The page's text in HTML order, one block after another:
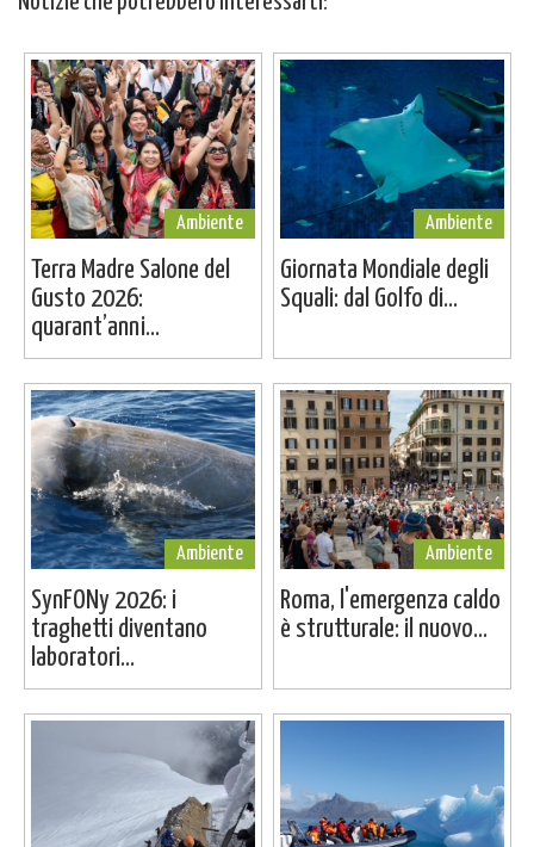
Ambiente
Terra Madre Salone del
Gusto 2026:
quarant’anni...
Ambiente
Giornata Mondiale degli
Squali: dal Golfo di...
Ambiente
SynFONy 2026: i
traghetti diventano
laboratori...
Ambiente
Roma, l'emergenza caldo
è strutturale: il nuovo...